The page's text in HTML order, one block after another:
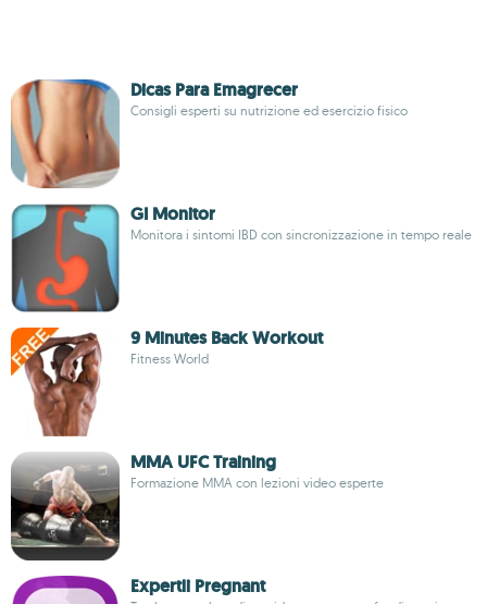
Dicas Para Emagrecer
Consigli esperti su nutrizione ed esercizio fisico
GI Monitor
Monitora i sintomi IBD con sincronizzazione in tempo reale
9 Minutes Back Workout
Fitness World
MMA UFC Training
Formazione MMA con lezioni video esperte
Expertli Pregnant